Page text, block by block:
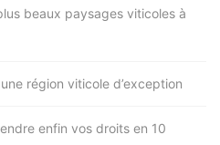
beaux paysages viticoles à
région viticole d’exception
enfin vos droits en 10